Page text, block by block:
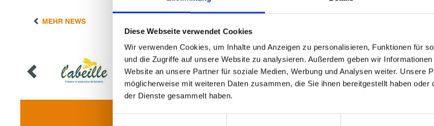
Diese Webseite verwendet Cookies
Wir verwenden Cookies, um Inhalte und Anzeigen zu personalisieren, Funktionen für
und die Zugriffe auf unsere Website zu analysieren. Außerdem geben wir
Website an unsere Partner für soziale Medien, Werbung und Analysen weiter. Unsere
möglicherweise mit weiteren Daten zusammen, die Sie ihnen bereitgestellt haben
der Dienste gesammelt haben.
MEHR NEWS